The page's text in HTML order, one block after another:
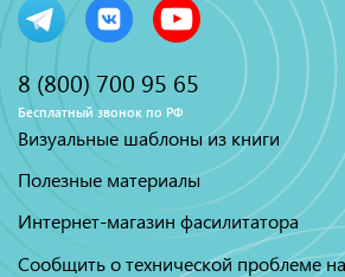
8 (800) 700 95 65
Бесплатный звонок по РФ
Визуальные шаблоны из книги
Полезные материалы
Интернет-магазин фасилитатора
Сообщить о технической проблеме